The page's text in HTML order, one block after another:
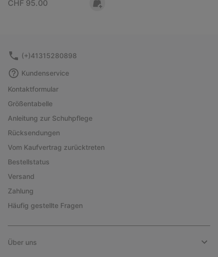
Regular price:
CHF 95.00
(+)41315280898
Kundenservice
Kontaktformular
Größentabelle
Anleitung zur Schuhpflege
Rücksendungen
Vom Kaufvertrag zurücktreten
Bestellstatus
Versand
Zahlung
Häufig gestellte Fragen
Über uns